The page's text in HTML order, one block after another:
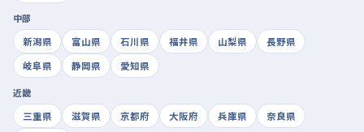
中部
新潟県
富山県 石川県 福井県 山梨県
長野県
岐阜県
静岡県 愛知県
近畿
三重県
滋賀県 京都府 大阪府 兵庫県
奈良県